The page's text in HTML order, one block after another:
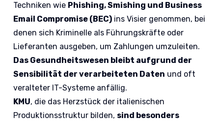
Techniken wie Phishing, Smishing und Business
Email Compromise (BEC) ins Visier genommen, bei
denen sich Kriminelle als Führungskräfte oder
Lieferanten ausgeben, um Zahlungen umzuleiten.
Das Gesundheitswesen bleibt aufgrund der
Sensibilität der verarbeiteten Daten und oft
veralteter IT-Systeme anfällig.
KMU, die das Herzstück der italienischen
Produktionsstruktur bilden, sind besonders